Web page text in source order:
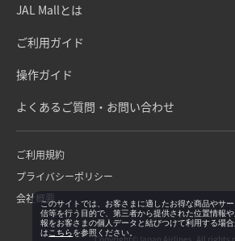
JAL Mallとは
ご利用ガイド
操作ガイド
よくあるご質問・お問い合わせ
ご利用規約
プライバシーポリシー
会社概要このサイトでは、お客さまに適したお得な商品やサ
信等を行う目的で、第三者から提供された位置情報
報をお客さまの個人データと結びつけて利用する場
は こちらを参照ください。